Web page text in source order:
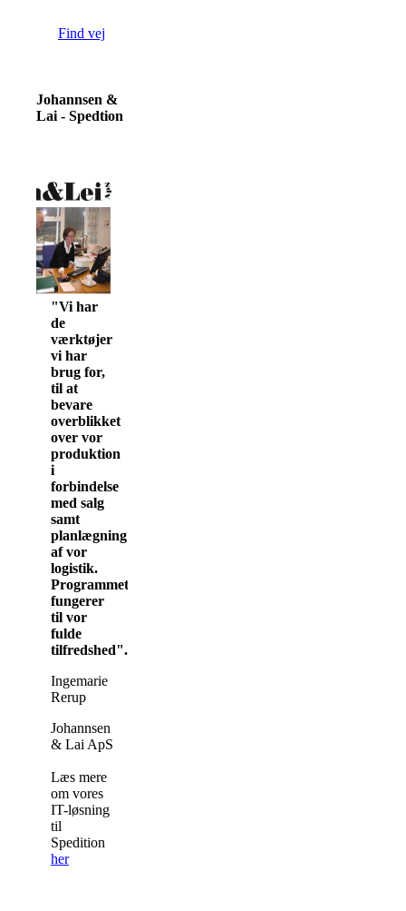
Find vej
Johannsen &
Lai - Spedtion
"Vi har
de
værktøjer
vi har
brug for,
til at
bevare
overblikket
over vor
produktion
i
forbindelse
med salg
samt
planlægning
af vor
logistik.
Programmet
fungerer
til vor
fulde
tilfredshed".
Ingemarie
Rerup
Johannsen
& Lai ApS
Læs mere
om vores
IT-løsning
til
Spedition
her